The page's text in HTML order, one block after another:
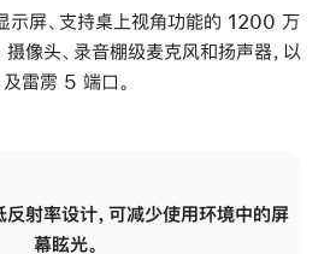
屏、支持桌上视角功能的 1200 万
头、录音棚级麦克风和扬声器，以
及雷雳 5 端口。
射率设计，可减少使用环境中的屏
幕眩光。